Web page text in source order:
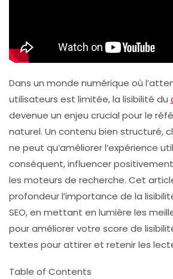
Dans un monde numérique où
utilisateurs est limitée, la lisibilité du
devenue un enjeu crucial pour le
naturel. Un contenu bien structuré,
ne peut qu’améliorer l’expérience
conséquent, influencer
les moteurs de recherche. Cet
profondeur l’importance de la
SEO, en mettant en lumière les
pour améliorer votre score de
textes pour attirer et retenir les
Table of Contents